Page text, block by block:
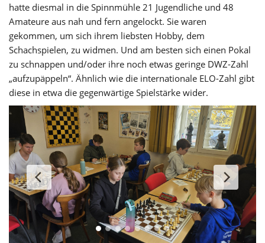
hatte diesmal in die Spinnmühle 21 Jugendliche und 48
Amateure aus nah und fern angelockt. Sie waren
gekommen, um sich ihrem liebsten Hobby, dem
Schachspielen, zu widmen. Und am besten sich einen Pokal
zu schnappen und/oder ihre noch etwas geringe DWZ-Zahl
„aufzupäppeln“. Ähnlich wie die internationale ELO-Zahl gibt
diese in etwa die gegenwärtige Spielstärke wider.